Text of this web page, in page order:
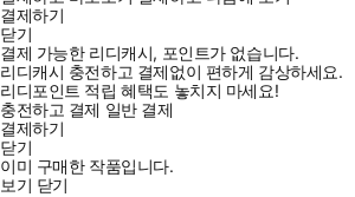
결제하기
닫기
결제 가능한 리디캐시, 포인트가 없습니다.
리디캐시 충전하고 결제없이 편하게 감상하세요.
리디포인트 적립 혜택도 놓치지 마세요!
충전하고 결제 일반 결제
결제하기
닫기
이미 구매한 작품입니다.
보기 닫기